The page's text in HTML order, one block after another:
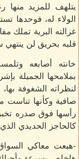
يتلهف للمزيد منها
الولاء له، فوحدها
غزالته البرية تملك
قلبه بحريق لن ينتهي
خانته أصابعه
بملامحها الجميلة
لنظراته الشغوفة
صافية وكأنها تناست
رأسها فوق صدره
كالحاجز الحديدي
-هبعت معاكي السواق